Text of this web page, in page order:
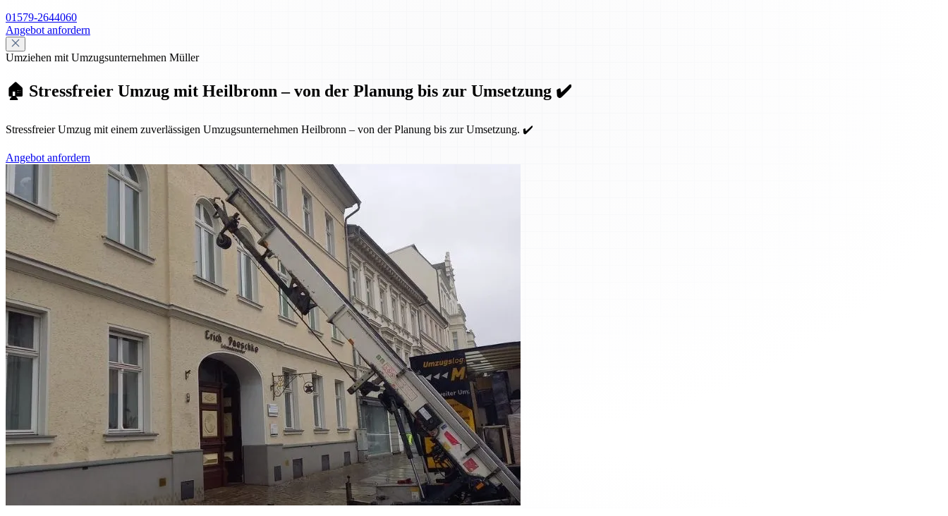
01579-2644060
Angebot anfordern
Umziehen mit Umzugsunternehmen Müller
🏠 Stressfreier Umzug mit Heilbronn – von der Planung bis zur Umsetzung ✔️
Stressfreier Umzug mit einem zuverlässigen Umzugsunternehmen Heilbronn – von der Planung bis zur Umsetzung. ✔️
Angebot anfordern